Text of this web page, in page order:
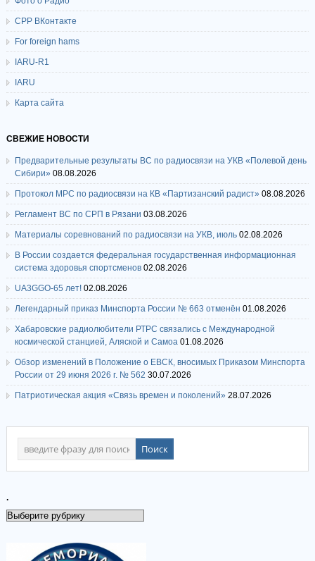
СРР ВКонтакте
For foreign hams
IARU-R1
IARU
Карта сайта
СВЕЖИЕ НОВОСТИ
Предварительные результаты ВС по радиосвязи на УКВ «Полевой день
Сибири» 08.08.2026
Протокол МРС по радиосвязи на КВ «Партизанский радист» 08.08.2026
Регламент ВС по СРП в Рязани 03.08.2026
Материалы соревнований по радиосвязи на УКВ, июль 02.08.2026
В России создается федеральная государственная информационная
система здоровья спортсменов 02.08.2026
UA3GGO-65 лет! 02.08.2026
Легендарный приказ Минспорта России № 663 отменён 01.08.2026
Хабаровские радиолюбители РТРС связались с Международной
космической станцией, Аляской и Самоа 01.08.2026
Обзор изменений в Положение о ЕВСК, вносимых Приказом Минспорта
России от 29 июня 2026 г. № 562 30.07.2026
Патриотическая акция «Связь времен и поколений» 28.07.2026
.